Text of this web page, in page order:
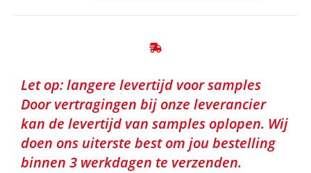
Let op: langere levertijd voor samples
Door vertragingen bij onze leverancier
kan de levertijd van samples oplopen. Wij
doen ons uiterste best om jou bestelling
binnen 3 werkdagen te verzenden.